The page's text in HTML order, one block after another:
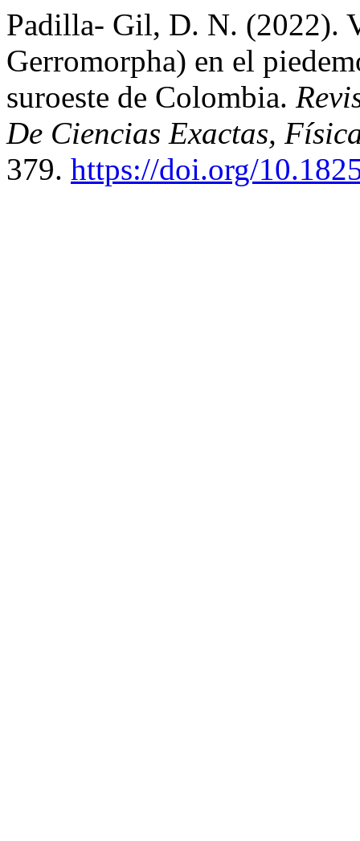
Padilla- Gil, D. N. (2022).
Gerromorpha) en el
suroeste de Colombia.
De Ciencias Exactas,
379. https://doi.org/